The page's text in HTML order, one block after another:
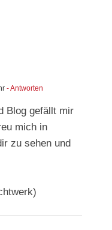
- Antworten
Blog gefällt mir
mich in
zu sehen und